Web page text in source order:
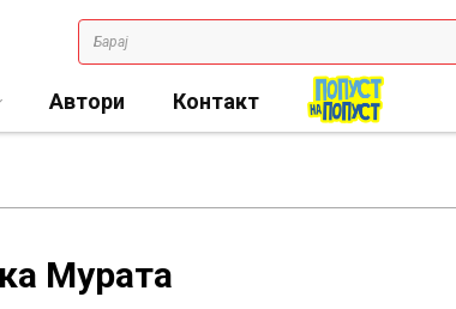
Автори Контакт
Мурата